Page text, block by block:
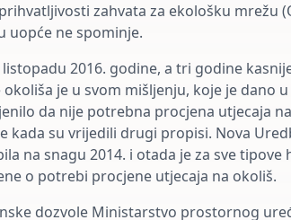
zahvata za ekološku mrežu
uopće ne spominje.
2016. godine, a tri godine
je u svom mišljenju, koje je dano
da nije potrebna procjena utjecaja
kada su vrijedili drugi propisi. Nova
na snagu 2014. i otada je za sve
o potrebi procjene utjecaja na okoliš.
dozvole Ministarstvo prostornog